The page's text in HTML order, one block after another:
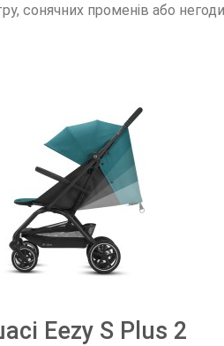
сонячних променів або
Eezy S Plus 2